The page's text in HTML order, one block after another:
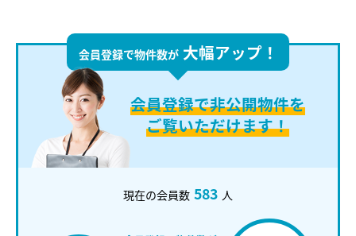
会員登録で物件数が 大幅アップ！
会員登録で非公開物件を
ご覧いただけます！
現在の会員数 583 人